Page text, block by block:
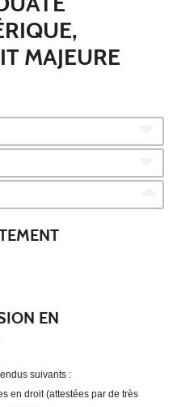
MAJEURE
EN
suivants :
en droit (attestées par de très